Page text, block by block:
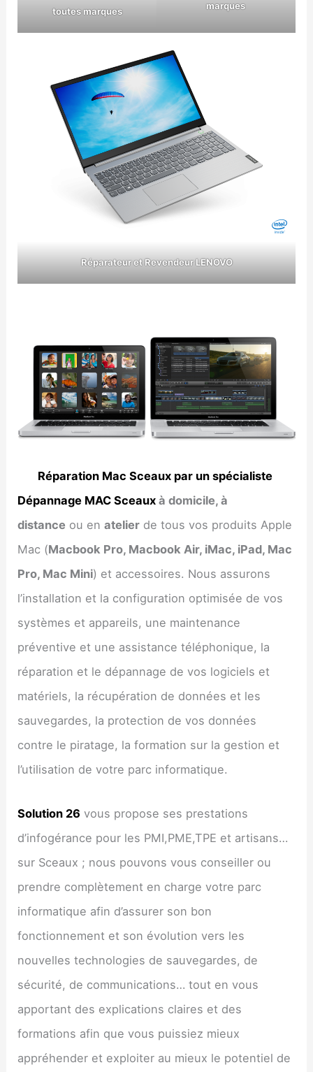
toutes marques marques
Réparateur et Revendeur LENOVO
Réparation Mac Sceaux par un spécialiste
Dépannage MAC Sceaux à domicile, à
distance ou enatelier de tous vos produits Apple
Mac (Macbook Pro, Macbook Air, iMac, iPad, Mac
Pro, Mac Mini) et accessoires. Nous assurons
l’installation et la configuration optimisée de vos
systèmes et appareils, une maintenance
préventive et une assistance téléphonique, la
réparation et le dépannage de vos logiciels et
matériels, la récupération de données et les
sauvegardes, la protection de vos données
contre le piratage, la formation sur la gestion et
l’utilisation de votre parc informatique.
Solution 26 vous propose ses prestations
d’infogérance pour les PMI,PME,TPE et artisans…
sur Sceaux ; nous pouvons vous conseiller ou
prendre complètement en charge votre parc
informatique afin d’assurer son bon
fonctionnement et son évolution vers les
nouvelles technologies de sauvegardes, de
sécurité, de communications… tout en vous
apportant des explications claires et des
formations afin que vous puissiez mieux
appréhender et exploiter au mieux le potentiel de